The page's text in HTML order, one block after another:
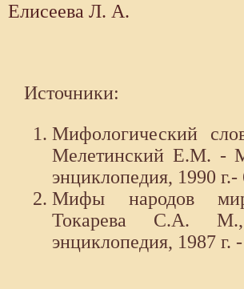
Елисеева Л. А.
Источники:
Мифологический
Мелетинский Е.М. -
энциклопедия, 1990 г.-
Мифы народов
Токарева С.А. М.,
энциклопедия, 1987 г.